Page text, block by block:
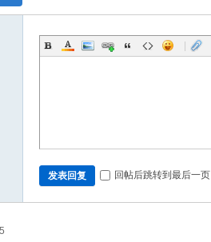
发表回复 回帖后跳转到最后一页